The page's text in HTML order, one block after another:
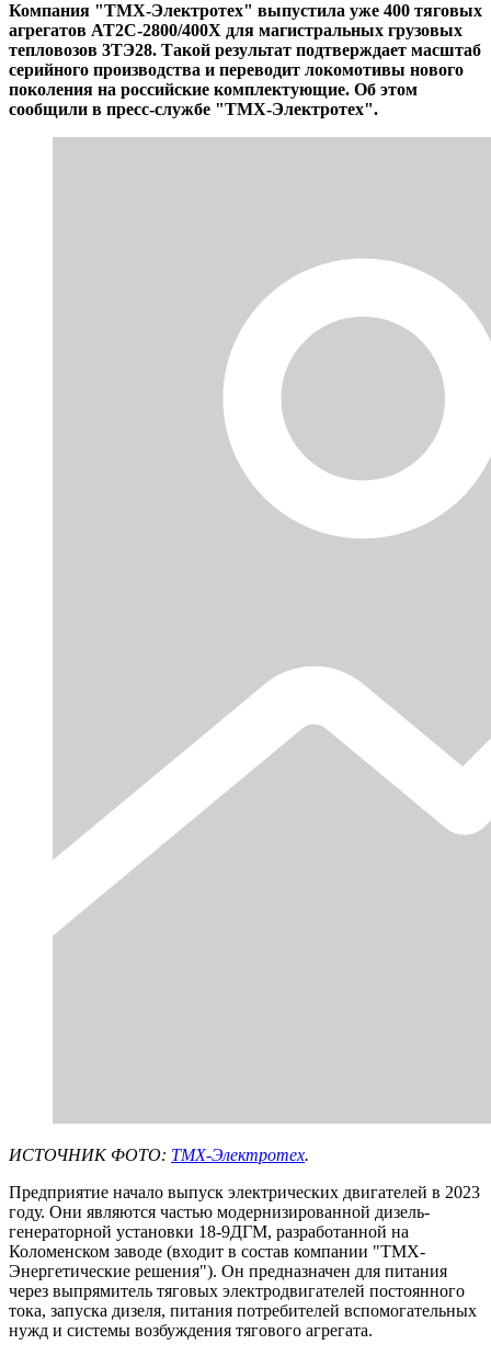
Компания "ТМХ-Электротех" выпустила уже 400 тяговых
агрегатов АТ2С-2800/400Х для магистральных грузовых
тепловозов 3ТЭ28. Такой результат подтверждает масштаб
серийного производства и переводит локомотивы нового
поколения на российские комплектующие. Об этом
сообщили в пресс-службе "ТМХ-Электротех".
ИСТОЧНИК ФОТО: ТМХ-Электротех.
Предприятие начало выпуск электрических двигателей в 2023
году. Они являются частью модернизированной дизель-
генераторной установки 18-9ДГМ, разработанной на
Коломенском заводе (входит в состав компании "ТМХ-
Энергетические решения"). Он предназначен для питания
через выпрямитель тяговых электродвигателей постоянного
тока, запуска дизеля, питания потребителей вспомогательных
нужд и системы возбуждения тягового агрегата.